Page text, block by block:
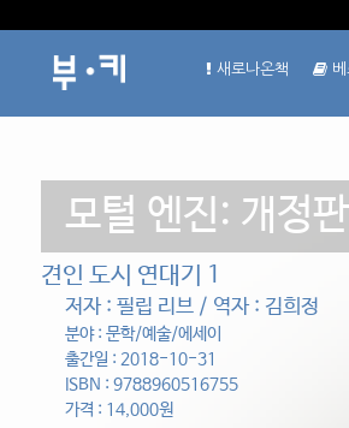
새로나온책
모털 엔진: 개정판
견인 도시 연대기 1
저자 : 필립 리브 / 역자 : 김희정
분야 : 문학/예술/에세이
출간일 : 2018-10-31
ISBN : 9788960516755
가격 : 14,000원